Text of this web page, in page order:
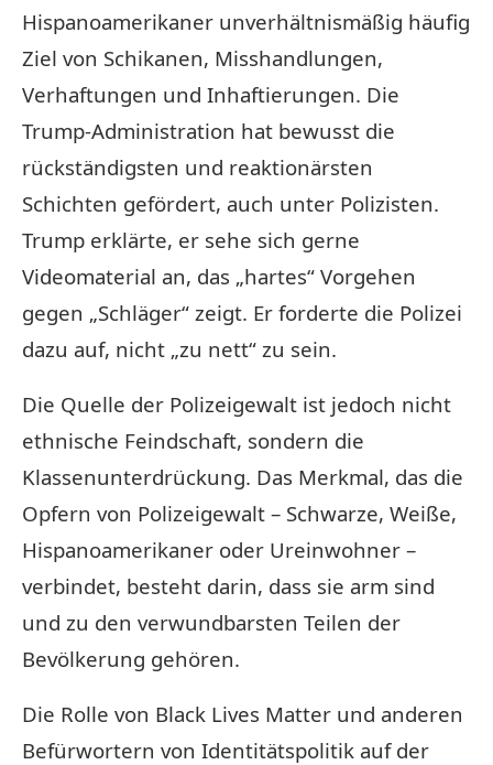
Hispanoamerikaner unverhältnismäßig häufig
Ziel von Schikanen, Misshandlungen,
Verhaftungen und Inhaftierungen. Die
Trump-Administration hat bewusst die
rückständigsten und reaktionärsten
Schichten gefördert, auch unter Polizisten.
Trump erklärte, er sehe sich gerne
Videomaterial an, das „hartes“ Vorgehen
gegen „Schläger“ zeigt. Er forderte die Polizei
dazu auf, nicht „zu nett“ zu sein.
Die Quelle der Polizeigewalt ist jedoch nicht
ethnische Feindschaft, sondern die
Klassenunterdrückung. Das Merkmal, das die
Opfern von Polizeigewalt – Schwarze, Weiße,
Hispanoamerikaner oder Ureinwohner –
verbindet, besteht darin, dass sie arm sind
und zu den verwundbarsten Teilen der
Bevölkerung gehören.
Die Rolle von Black Lives Matter und anderen
Befürwortern von Identitätspolitik auf der